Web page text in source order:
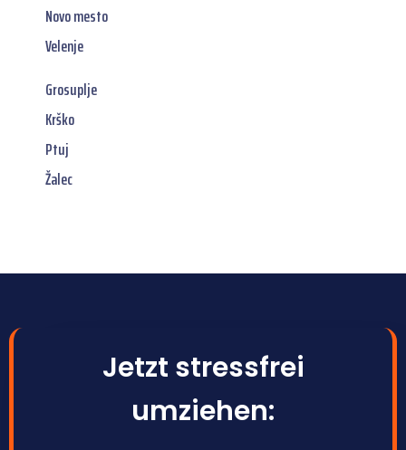
Novo mesto
Velenje
Grosuplje
Krško
Ptuj
Žalec
Jetzt stressfrei
umziehen: